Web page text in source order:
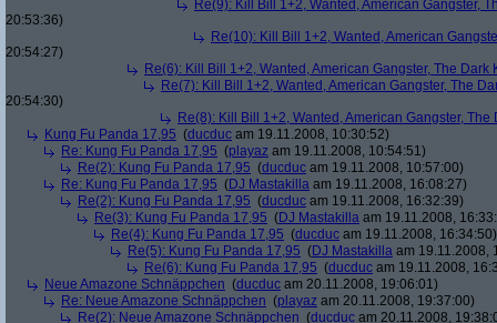
Re(9): Kill Bill 1+2, Wanted, American Gangster,
20:53:36)
Re(10): Kill Bill 1+2, Wanted, American
20:54:27)
Re(6): Kill Bill 1+2, Wanted, American Gangster, The Dark
Re(7): Kill Bill 1+2, Wanted, American Gangster, The
20:54:30)
Re(8): Kill Bill 1+2, Wanted, American Gangster, The
Kung Fu Panda 17,95 (ducduc am 19.11.2008, 10:30:52)
Re: Kung Fu Panda 17,95 (playaz am 19.11.2008, 10:54:51)
Re(2): Kung Fu Panda 17,95 (ducduc am 19.11.2008, 10:57:00)
Re: Kung Fu Panda 17,95 (DJ Mastakilla am 19.11.2008, 16:08:27)
Re(2): Kung Fu Panda 17,95 (ducduc am 19.11.2008, 16:32:39)
Re(3): Kung Fu Panda 17,95 (DJ Mastakilla am 19.11.2008,
Re(4): Kung Fu Panda 17,95 (ducduc am 19.11.2008, 16:34:50)
Re(5): Kung Fu Panda 17,95 (DJ Mastakilla am 19.11.2008,
Re(6): Kung Fu Panda 17,95 (ducduc am 19.11.2008,
Neue Amazone Schnäppchen (ducduc am 20.11.2008, 19:06:01)
Re: Neue Amazone Schnäppchen (playaz am 20.11.2008, 19:37:00)
Re(2): Neue Amazone Schnäppchen (ducduc am 20.11.2008,